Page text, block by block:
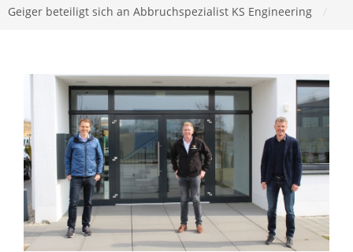
Geiger beteiligt sich an Abbruchspezialist KS Engineering